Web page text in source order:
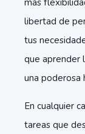
más
libertad de
tus
que aprender
una poderosa
En cualquier
tareas que